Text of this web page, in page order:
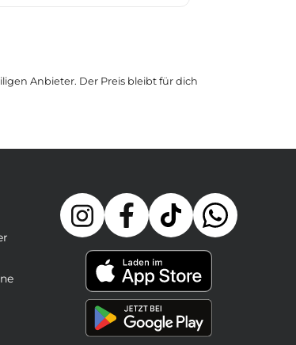
Anbieter. Der Preis bleibt für dich